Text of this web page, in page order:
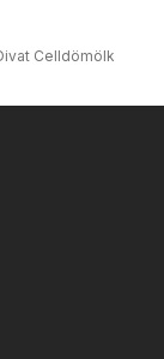
Celldömölk